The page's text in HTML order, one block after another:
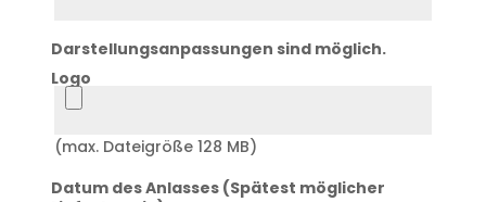
Darstellungsanpassungen sind möglich.
Logo
Logo
(max. Dateigröße 128 MB)
Datum des Anlasses (Spätest möglicher